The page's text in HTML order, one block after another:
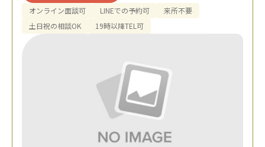
オンライン面談可 LINEでの予約可
来所不要
土日祝の相談OK
19時以降TEL可